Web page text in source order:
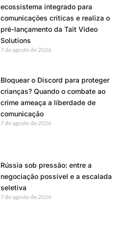
ecossistema integrado para
comunicações críticas e realiza o
pré-lançamento da Tait Video
Solutions
7 de agosto de 2026
Bloquear o Discord para proteger
crianças? Quando o combate ao
crime ameaça a liberdade de
comunicação
7 de agosto de 2026
Rússia sob pressão: entre a
negociação possível e a escalada
seletiva
7 de agosto de 2026